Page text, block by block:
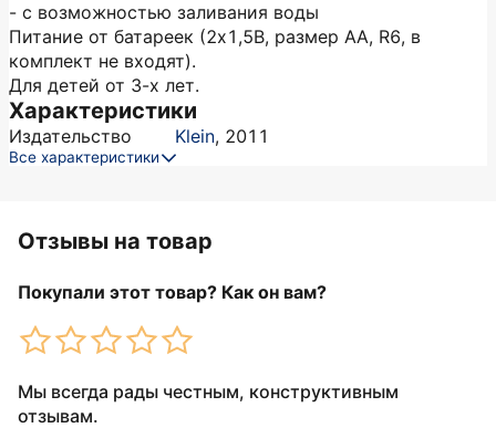
- с возможностью заливания воды
Питание от батареек (2х1,5В, размер АА, R6, в
комплект не входят).
Для детей от 3-х лет.
Характеристики
Издательство Klein, 2011
Все характеристики
Отзывы на товар
Покупали этот товар? Как он вам?
Мы всегда рады честным, конструктивным
отзывам.